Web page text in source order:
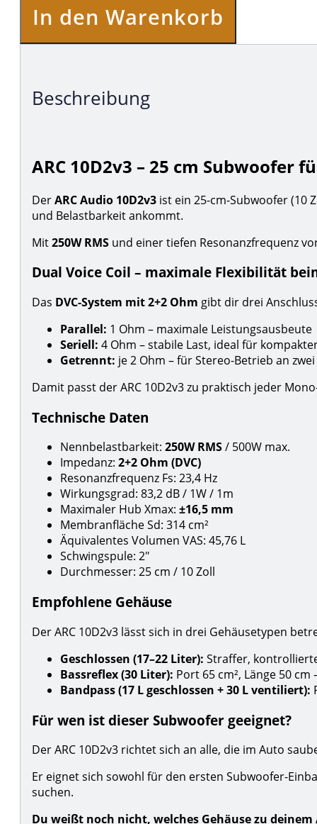
In den Warenkorb
Beschreibung
ARC 10D2v3 – 25 cm Subwoofer
DerARC Audio 10D2v3 ist ein 25-cm-Subwoofer (10
und Belastbarkeit ankommt.
Mit250W RMS und einer tiefen Resonanzfrequenz
Dual Voice Coil – maximale Flexibilität
Das DVC-System mit 2+2 Ohm gibt dir drei
Parallel: 1 Ohm – maximale Leistungsausbeute
Seriell: 4 Ohm – stabile Last, ideal für
Getrennt: je 2 Ohm – für Stereo-Betrieb an
Damit passt der ARC 10D2v3 zu praktisch jeder
Technische Daten
Nennbelastbarkeit: 250W RMS/ 500W max.
Impedanz: 2+2 Ohm (DVC)
Resonanzfrequenz Fs: 23,4 Hz
Wirkungsgrad: 83,2 dB / 1W / 1m
Maximaler Hub Xmax: ±16,5 mm
Membranfläche Sd: 314 cm²
Äquivalentes Volumen VAS: 45,76 L
Schwingspule: 2"
Durchmesser: 25 cm / 10 Zoll
Empfohlene Gehäuse
Der ARC 10D2v3 lässt sich in drei Gehäusetypen
Geschlossen (17–22 Liter): Straffer,
Bassreflex (30 Liter): Port 65 cm², Länge 50
Bandpass (17 L geschlossen + 30 L ventiliert):
Für wen ist dieser Subwoofer geeignet?
Der ARC 10D2v3 richtet sich an alle, die im Auto
Er eignet sich sowohl für den ersten Subwoofer-
suchen.
Du weißt noch nicht, welches Gehäuse zu deinem